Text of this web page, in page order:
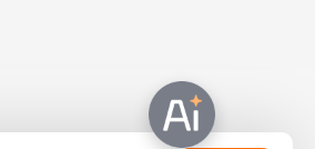
考《白氏文集·前集》的编撰体